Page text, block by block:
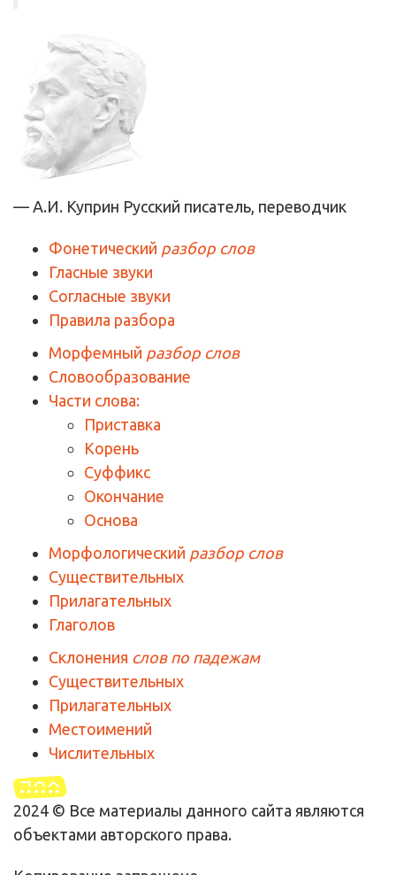
— А.И. Куприн Русский писатель, переводчик
Фонетический разбор слов
Гласные звуки
Согласные звуки
Правила разбора
Морфемный разбор слов
Словообразование
Части слова:
Приставка
Корень
Суффикс
Окончание
Основа
Морфологический разбор слов
Существительных
Прилагательных
Глаголов
Склонения слов по падежам
Существительных
Прилагательных
Местоимений
Числительных
2024 © Все материалы данного сайта являются
объектами авторского права.